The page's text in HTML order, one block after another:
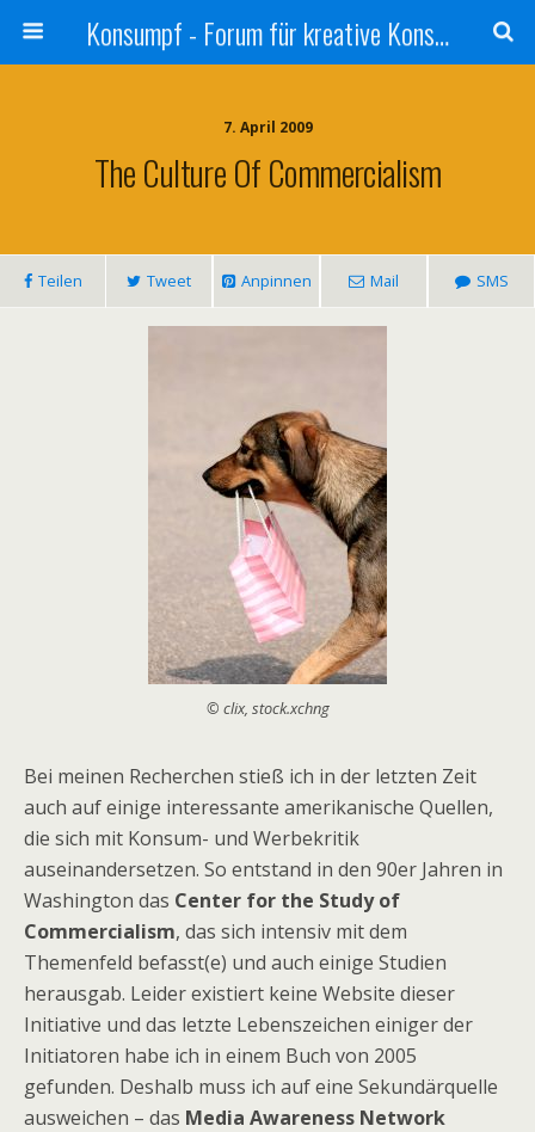
Konsumpf - Forum für kreative Konsumkritik - Culture Jamming, Nachhaltigkeit, Konzernkritik, Adbusting
7. April 2009
The Culture Of Commercialism
Teilen Tweet Anpinnen Mail SMS
© clix, stock.xchng
Bei meinen Recherchen stieß ich in der letzten Zeit
auch auf einige interessante amerikanische Quellen,
die sich mit Konsum- und Werbekritik
auseinandersetzen. So entstand in den 90er Jahren in
Washington das Center for the Study of
Commercialism, das sich intensiv mit dem
Themenfeld befasst(e) und auch einige Studien
herausgab. Leider existiert keine Website dieser
Initiative und das letzte Lebenszeichen einiger der
Initiatoren habe ich in einem Buch von 2005
gefunden. Deshalb muss ich auf eine Sekundärquelle
ausweichen – das Media Awareness Network